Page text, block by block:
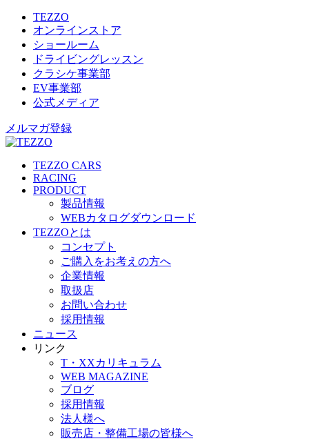
TEZZO
オンラインストア
ショールーム
ドライビングレッスン
クラシケ事業部
EV事業部
公式メディア
メルマガ登録
TEZZO CARS
RACING
PRODUCT
製品情報
WEBカタログダウンロード
TEZZOとは
コンセプト
ご購入をお考えの方へ
企業情報
取扱店
お問い合わせ
採用情報
ニュース
リンク
T・XXカリキュラム
WEB MAGAZINE
ブログ
採用情報
法人様へ
販売店・整備工場の皆様へ